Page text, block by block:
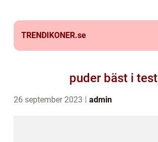
TRENDIKONER.se
puder bäst i test
26 september 2023 admin